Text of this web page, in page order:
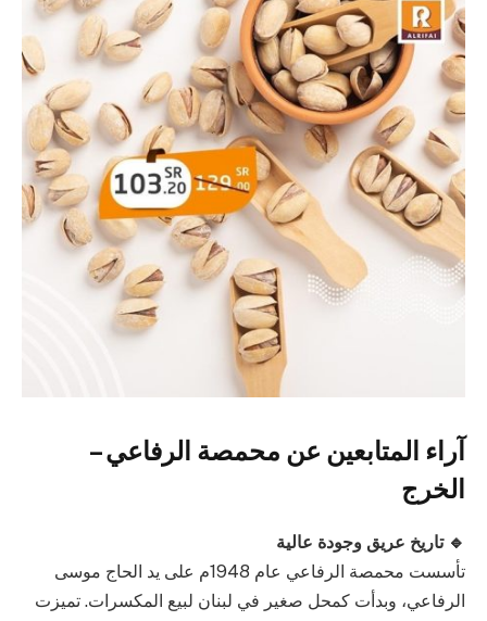
آراء المتابعين عن محمصة الرفاعي –
الخرج
🔹 تاريخ عريق وجودة عالية
تأسست محمصة الرفاعي عام 1948م على يد الحاج موسى
الرفاعي، وبدأت كمحل صغير في لبنان لبيع المكسرات. تميزت